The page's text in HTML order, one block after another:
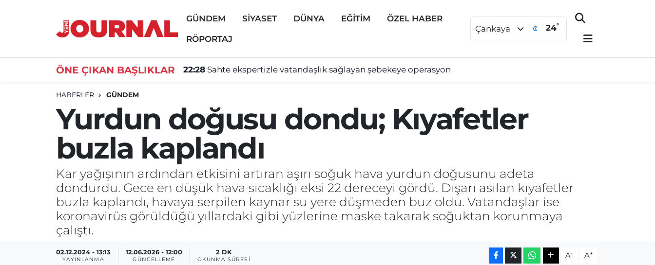
GÜNDEM SİYASET DÜNYA EĞİTİM ÖZEL HABER
RÖPORTAJ
Çankaya 24°
ÖNE ÇIKAN BAŞLIKLAR 22:28 Sahte ekspertizle vatandaşlık sağlayan şebekeye operasyon
HABERLER GÜNDEM
Yurdun doğusu dondu; Kıyafetler
buzla kaplandı
Kar yağışının ardından etkisini artıran aşırı soğuk hava yurdun doğusunu adeta
dondurdu. Gece en düşük hava sıcaklığı eksi 22 dereceyi gördü. Dışarı asılan kıyafetler
buzla kaplandı, havaya serpilen kaynar su yere düşmeden buz oldu. Vatandaşlar ise
koronavirüs görüldüğü yıllardaki gibi yüzlerine maske takarak soğuktan korunmaya
çalıştı.
02.12.2024 - 13:13
YAYINLANMA
12.06.2026 - 12:00
GÜNCELLEME
2 DK
OKUNMA SÜRESI A- A+
GÜNDEM
DÜNYA
EĞİTİM
ÖZEL HABER
Nöbetçi Eczaneler
Süper Lig Puan Durumu ve Fikstür
Tüm Manşetler
Son Dakika Haberleri
Haber Arşivi